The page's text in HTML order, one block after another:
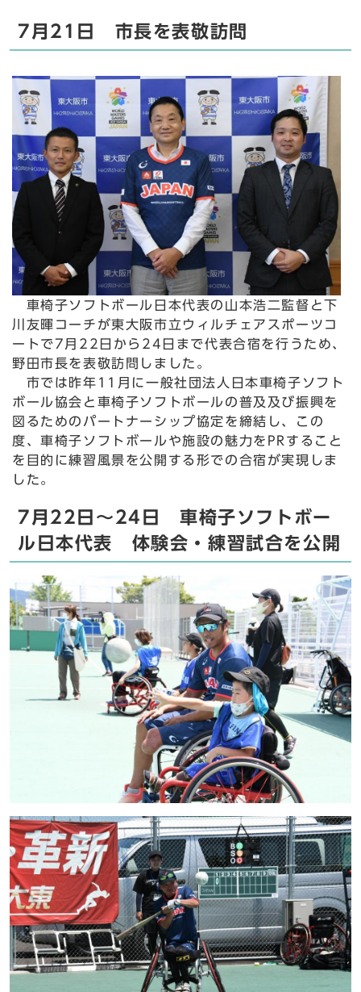
7月21日 市長を表敬訪問
車椅子ソフトボール日本代表の山本浩二監督と下
川友暉コーチが東大阪市立ウィルチェアスポーツコ
ートで7月22日から24日まで代表合宿を行うため、
野田市長を表敬訪問しました。
市では昨年11月に一般社団法人日本車椅子ソフト
ボール協会と車椅子ソフトボールの普及及び振興を
図るためのパートナーシップ協定を締結し、この
度、車椅子ソフトボールや施設の魅力をPRすること
を目的に練習風景を公開する形での合宿が実現しま
した。
7月22日～24日 車椅子ソフトボー
ル日本代表 体験会・練習試合を公開